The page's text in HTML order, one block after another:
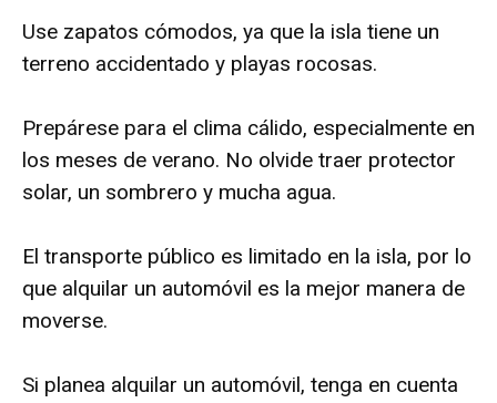
Use zapatos cómodos, ya que la isla tiene un
terreno accidentado y playas rocosas.
Prepárese para el clima cálido, especialmente en
los meses de verano. No olvide traer protector
solar, un sombrero y mucha agua.
El transporte público es limitado en la isla, por lo
que alquilar un automóvil es la mejor manera de
moverse.
Si planea alquilar un automóvil, tenga en cuenta